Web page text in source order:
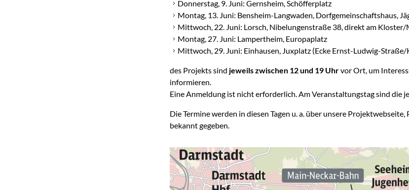
Donnerstag, 9. Juni: Gernsheim, Schöfferplatz
Montag, 13. Juni: Bensheim-Langwaden, Dorfgemeinschaftshaus,
Mittwoch, 22. Juni: Lorsch, Nibelungenstraße 38, direkt am
Montag, 27. Juni: Lampertheim, Europaplatz
Mittwoch, 29. Juni: Einhausen, Juxplatz (Ecke Ernst-Ludwig-
des Projekts sind jeweils zwischen 12 und 19 Uhrvor Ort, um
informieren.
Eine Anmeldung ist nicht erforderlich. Am Veranstaltungstag sind die
Die Termine werden in diesen Tagen u. a. über unsere
bekannt gegeben.